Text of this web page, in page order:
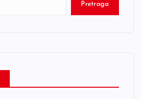
Pretraga